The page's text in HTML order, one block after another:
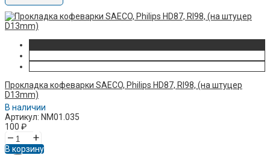
Прокладка кофеварки SAECO, Philips HD87, RI98, (на штуцер
D13mm)
В наличии
Артикул: NM01.035
100 ₽
– +
В корзину